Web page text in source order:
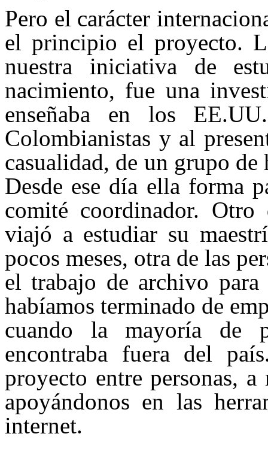
Pero el carácter
el principio el proyecto.
nuestra iniciativa de
nacimiento, fue una
enseñaba en los
Colombianistas y al
casualidad, de un grupo
Desde ese día ella forma
comité coordinador.
viajó a estudiar su
pocos meses, otra de las
el trabajo de archivo
habíamos terminado de
cuando la mayoría de
encontraba fuera del
proyecto entre personas,
apoyándonos en las
internet.